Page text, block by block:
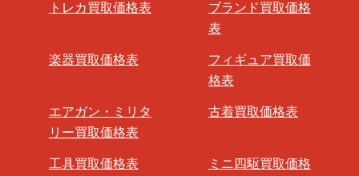
トレカ買取価格表
ブランド買取価格
表
楽器買取価格表
フィギュア買取価
格表
エアガン・ミリタ
リー買取価格表
古着買取価格表
工具買取価格表
ミニ四駆買取価格